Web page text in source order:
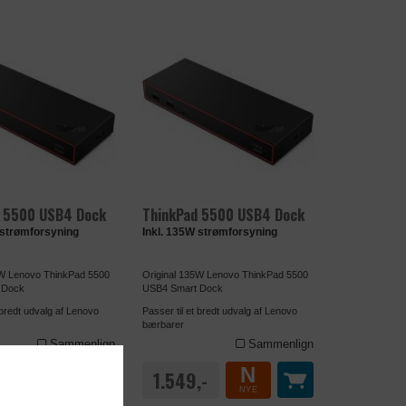
USB4 Dock
Lenovo ThinkPad 5500
udvalg af Lenovo
Sammenlign
ThinkPad 5500 USB4 Dock
Inkl. 135W strømforsyning
Original 135W Lenovo ThinkPad 5500
USB4 Smart Dock
Passer til et bredt udvalg af Lenovo
bærbarer
Sammenlign
1.549,- N
NYE